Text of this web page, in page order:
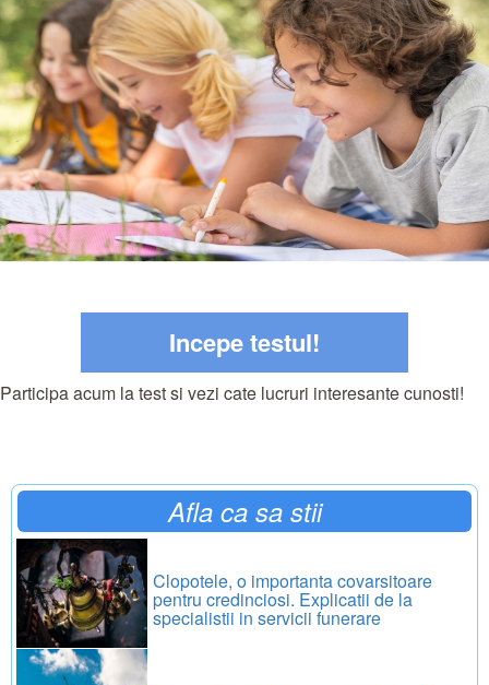
Incepe testul!
Participa acum la test si vezi cate lucruri interesante cunosti!
Afla ca sa stii
Clopotele, o importanta covarsitoare
pentru credinciosi. Explicatii de la
specialistii in servicii funerare